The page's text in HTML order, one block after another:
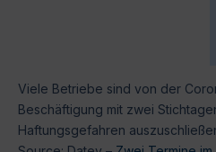
Viele Betriebe sind von der
Beschäftigung mit zwei
Haftungsgefahren